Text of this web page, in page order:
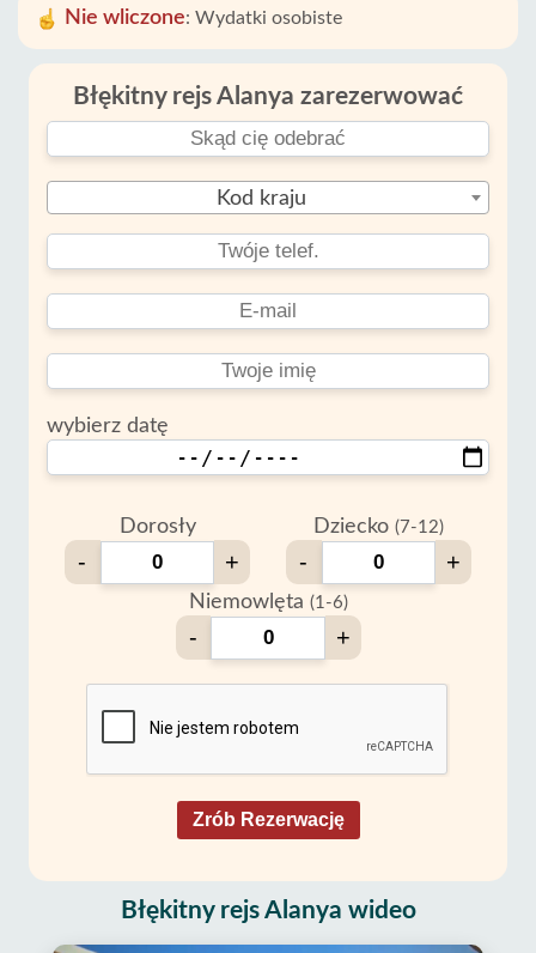
Nie wliczone: Wydatki osobiste
Błękitny rejs Alanya zarezerwować
Kod kraju
wybierz datę
Dorosły
- +
Dziecko (7-12)
- +
Niemowlęta (1-6)
- +
Zrób Rezerwację
Błękitny rejs Alanya wideo